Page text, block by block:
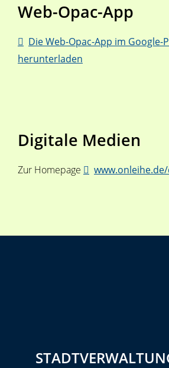
Web-Opac-App
Die Web-Opac-App im Google-
herunterladen
Digitale Medien
Zur Homepage